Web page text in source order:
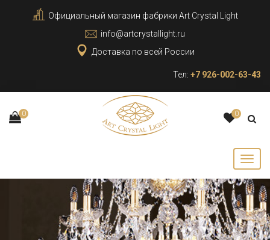
Официальный магазин фабрики Art Crystal Light
info@artcrystallight.ru
Доставка по всей России
Тел: +7 926-002-63-43
0 0